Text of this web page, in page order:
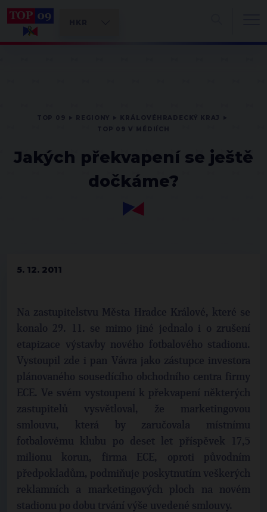
Jakých překvapení se ještě
dočkáme?
5. 12. 2011
Na zastupitelstvu Města Hradce Králové, které se
konalo 29. 11. se mimo jiné jednalo i o zrušení
etapizace výstavby nového fotbalového stadionu.
Vystoupil zde i pan Vávra jako zástupce investora
plánovaného sousedícího obchodního centra firmy
ECE. Ve svém vystoupení k překvapení některých
zastupitelů vysvětloval, že marketingovou
smlouvu, která by zaručovala místnímu
fotbalovému klubu po deset let příspěvek 17,5
milionu korun, firma ECE, oproti původním
předpokladům, podmiňuje poskytnutím veškerých
reklamních a marketingových ploch na novém
stadionu po dobu trvání výše uvedené smlouvy.